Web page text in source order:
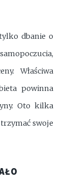
dbanie o
Właściwa
powinna
Oto kilka
swoje